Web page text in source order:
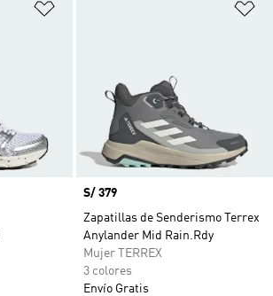
Precio
S/ 379
Zapatillas de Senderismo Terrex
Anylander Mid Rain.Rdy
Mujer TERREX
3 colores
Envío Gratis